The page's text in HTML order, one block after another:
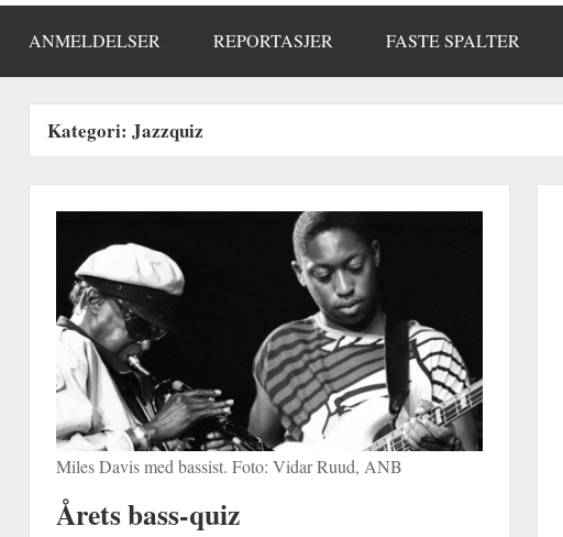
ANMELDELSER REPORTASJER FASTE SPALTER
Kategori: Jazzquiz
Miles Davis med bassist. Foto: Vidar Ruud, ANB
Årets bass-quiz